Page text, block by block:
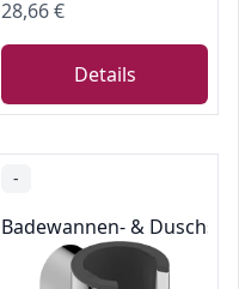
28,66 €
Details
-
Badewannen- &